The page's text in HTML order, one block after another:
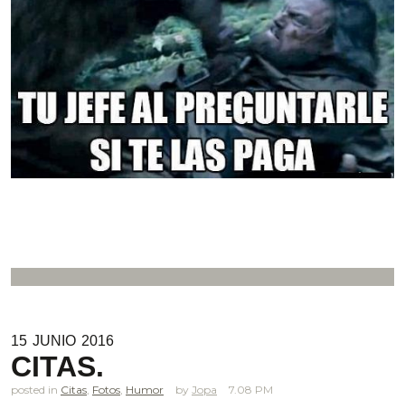
15 JUNIO 2016
CITAS.
posted in Citas, Fotos, Humor Jopa 7.08 PM